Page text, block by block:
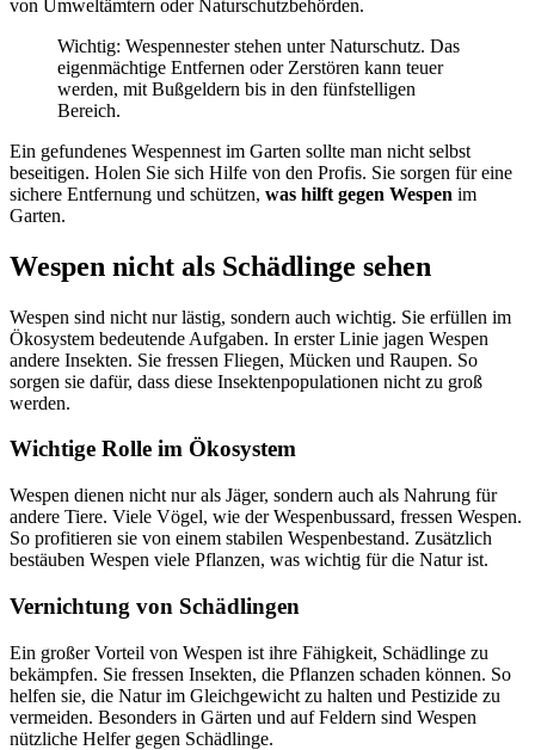
von Umweltämtern oder Naturschutzbehörden.
Wichtig: Wespennester stehen unter Naturschutz. Das
eigenmächtige Entfernen oder Zerstören kann teuer
werden, mit Bußgeldern bis in den fünfstelligen
Bereich.
Ein gefundenes Wespennest im Garten sollte man nicht selbst
beseitigen. Holen Sie sich Hilfe von den Profis. Sie sorgen für eine
sichere Entfernung und schützen, was hilft gegen Wespen im
Garten.
Wespen nicht als Schädlinge sehen
Wespen sind nicht nur lästig, sondern auch wichtig. Sie erfüllen im
Ökosystem bedeutende Aufgaben. In erster Linie jagen Wespen
andere Insekten. Sie fressen Fliegen, Mücken und Raupen. So
sorgen sie dafür, dass diese Insektenpopulationen nicht zu groß
werden.
Wichtige Rolle im Ökosystem
Wespen dienen nicht nur als Jäger, sondern auch als Nahrung für
andere Tiere. Viele Vögel, wie der Wespenbussard, fressen Wespen.
So profitieren sie von einem stabilen Wespenbestand. Zusätzlich
bestäuben Wespen viele Pflanzen, was wichtig für die Natur ist.
Vernichtung von Schädlingen
Ein großer Vorteil von Wespen ist ihre Fähigkeit, Schädlinge zu
bekämpfen. Sie fressen Insekten, die Pflanzen schaden können. So
helfen sie, die Natur im Gleichgewicht zu halten und Pestizide zu
vermeiden. Besonders in Gärten und auf Feldern sind Wespen
nützliche Helfer gegen Schädlinge.